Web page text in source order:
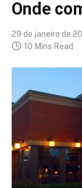
Onde
29 de janeiro de
10 Mins Read